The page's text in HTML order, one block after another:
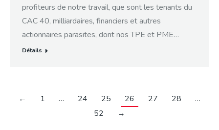
profiteurs de notre travail, que sont les tenants du
CAC 40, milliardaires, financiers et autres
actionnaires parasites, dont nos TPE et PME…
Détails
← 1 … 24 25 26 27 28
…
52
→